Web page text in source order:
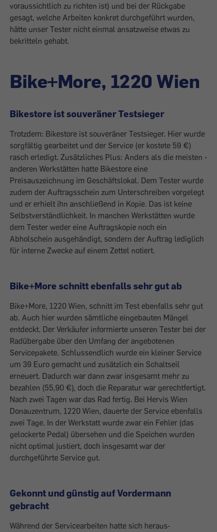
voraussichtlich zu richten ist) und bei der Rückgabe
gesagt, ­welche Arbeiten konkret durchgeführt ­wurden,
hätte unser Tester nicht einmal ­ansatzweise etwas zu
bekritteln gehabt.
Bike+More, 1220 Wien
Bikestore ist souveräner Test­sieger
Trotzdem: Bikestore ist souveräner Test­sieger. Hier wurde
sorgfältig gearbeitet und der Service (er kostete 59 €)
rasch erledigt. Zusätzliches Plus: Anders als die meisten ­
anderen Werkstätten hatte Bikestore eine
Preisauszeichnung im Geschäftslokal. Dem Tester wurde
zudem der Auftragsschein zum Unterschreiben vorgelegt
und er erhielt ihn anschließend in Kopie. Das ist keine
Selbstverständlichkeit. In manchen Werkstätten wurde
dem Tester weder eine Auftragskopie noch ein
Abholschein ausgehändigt, sondern der Auftrag lediglich
für interne Zwecke auf einem Zettel notiert.
Bike+More schnitt ebenfalls sehr gut ab
Bike+More, 1220 Wien, schnitt im Test ebenfalls sehr gut
ab. Auch hier wurden sämtliche eingebauten Mängel
entdeckt. Der Ver­käufer informierte unseren Tester bei der
Rad­übergabe über den Umfang der angebotenen
Servicepakete. Schlussendlich wurde ein ­kleiner Service
um 39 Euro gemacht und zusätzlich ein Schaltseil
erneuert. Dadurch war dann zwar insgesamt mehr zu
bezahlen (55,90 €), doch die ­Reparatur war gerecht­fertigt.
Nach zwei Tagen war das Rad fertig. Bei Hervis Wien
Donauzentrum, 1220 Wien, dauerte der Service ebenfalls
zwei Tage. In der Werkstatt wurde zwar ein Fehler (das
gelockerte Pedal) übersehen und die Speichen wurden
nicht optimal justiert, doch insgesamt war der
durchgeführte Service gut.
Gekonnt und günstig auf Vordermann
gebracht
Während der Service­arbeiten hatte sich heraus­